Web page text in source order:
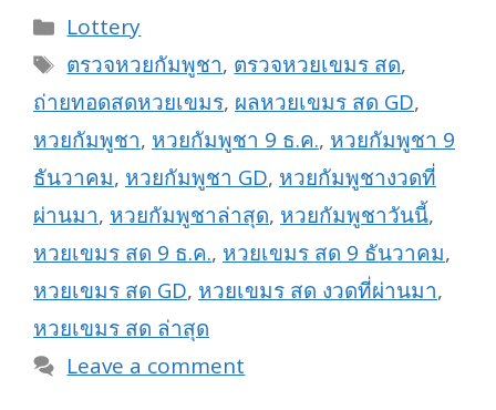
Categories
Lottery
Tags
ตรวจหวยกัมพูชา, ตรวจหวยเขมร สด,
ถ่ายทอดสดหวยเขมร, ผลหวยเขมร สด GD,
หวยกัมพูชา, หวยกัมพูชา 9 ธ.ค., หวยกัมพูชา 9
ธันวาคม, หวยกัมพูชา GD, หวยกัมพูชางวดที่
ผ่านมา, หวยกัมพูชาล่าสุด, หวยกัมพูชาวันนี้,
หวยเขมร สด 9 ธ.ค., หวยเขมร สด 9 ธันวาคม,
หวยเขมร สด GD, หวยเขมร สด งวดที่ผ่านมา,
หวยเขมร สด ล่าสุด
Leave a comment